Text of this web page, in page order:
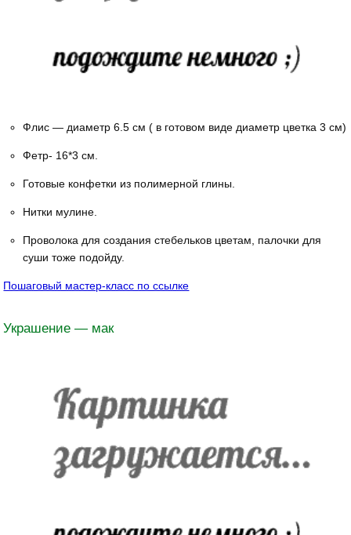
Флис — диаметр 6.5 см ( в готовом виде диаметр цветка 3 см)
Фетр- 16*3 см.
Готовые конфетки из полимерной глины.
Нитки мулине.
Проволока для создания стебельков цветам, палочки для
суши тоже подойду.
Пошаговый мастер-класс по ссылке
Украшение — мак